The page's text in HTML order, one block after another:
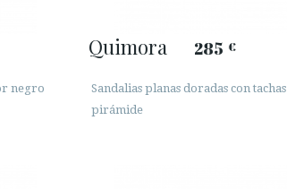
negro
Quimora 285 €
Sandalias planas doradas con tachas
pirámide